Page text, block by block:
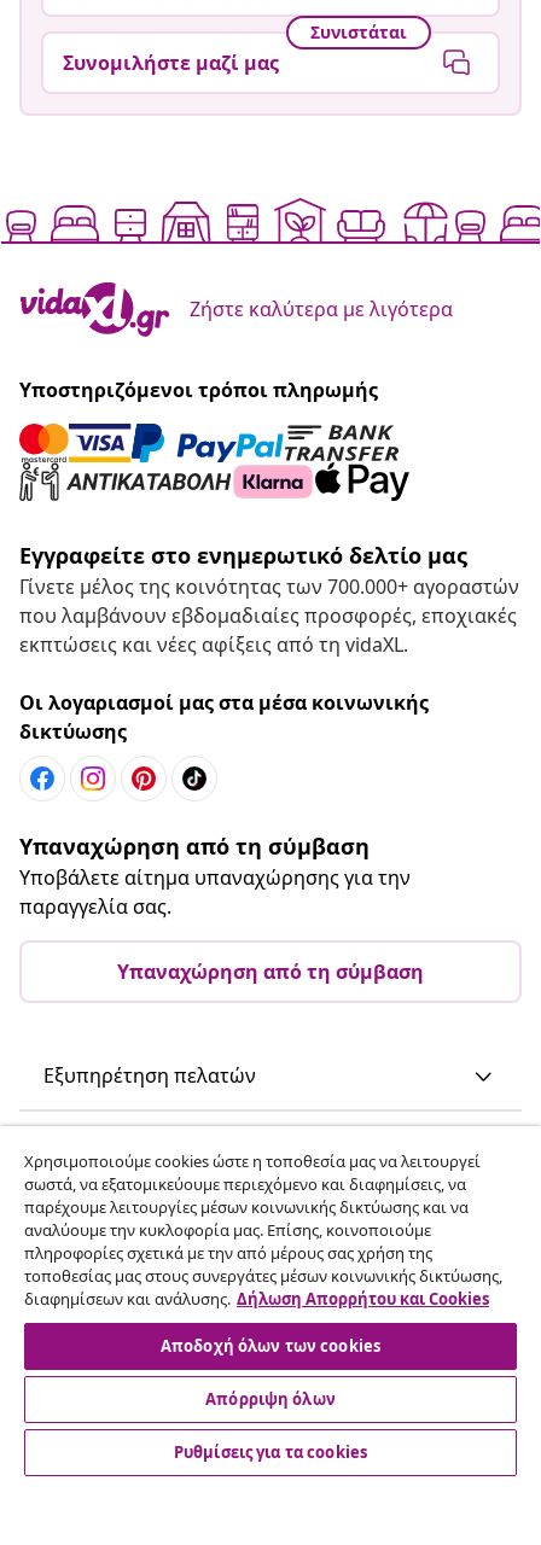
Συνιστάται
Συνομιλήστε μαζί μας
Ζήστε καλύτερα με λιγότερα
Υποστηριζόμενοι τρόποι πληρωμής
Εγγραφείτε στο ενημερωτικό δελτίο μας
Γίνετε μέλος της κοινότητας των 700.000+ αγοραστών
που λαμβάνουν εβδομαδιαίες προσφορές, εποχιακές
εκπτώσεις και νέες αφίξεις από τη vidaXL.
Οι λογαριασμοί μας στα μέσα κοινωνικής
δικτύωσης
Υπαναχώρηση από τη σύμβαση
Υποβάλετε αίτημα υπαναχώρησης για την
παραγγελία σας.
Υπαναχώρηση από τη σύμβαση
Εξυπηρέτηση πελατών
vidaXL
Ανακαλύψτε περισσότερα
© 2008-2026 vidaXL Ο ιστότοπος www.vidaxl.gr αποτελεί
Χρησιμοποιούμε cookies ώστε η τοποθεσία μας να λειτουργεί
σωστά, να εξατομικεύουμε περιεχόμενο και διαφημίσεις, να
παρέχουμε λειτουργίες μέσων κοινωνικής δικτύωσης και να
αναλύουμε την κυκλοφορία μας. Επίσης, κοινοποιούμε
πληροφορίες σχετικά με την από μέρους σας χρήση της
τοποθεσίας μας στους συνεργάτες μέσων κοινωνικής δικτύωσης,
διαφημίσεων και ανάλυσης. Δήλωση Απορρήτου και Cookies
Αποδοχή όλων των cookies
Απόρριψη όλων
Ρυθμίσεις για τα cookies